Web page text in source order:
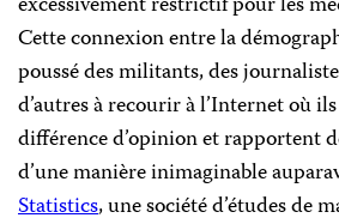
Cette connexion entre la
poussé des militants, des
d’autres à recourir à l’Internet où
différence d’opinion et rapportent
d’une manière inimaginable
Statistics, une société d’études de